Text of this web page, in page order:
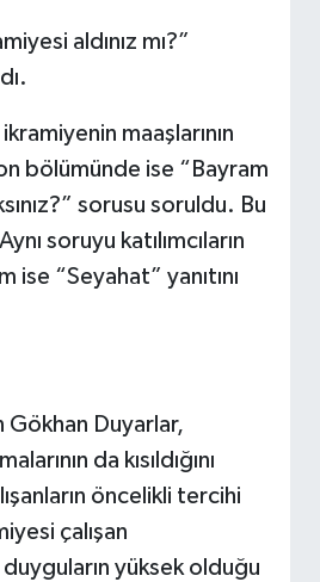
aldınız mı?”
maaşlarının
bölümünde ise “Bayram
sorusu soruldu. Bu
soruyu katılımcıların
ise “Seyahat” yanıtını
Duyarlar,
da kısıldığını
öncelikli tercihi
çalışan
yüksek olduğu